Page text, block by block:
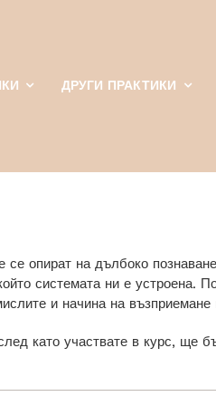
ДРУГИ ПРАКТИКИ
опират на дълбоко
системата ни е устроена.
и начина на възприемане
като участвате в курс, ще